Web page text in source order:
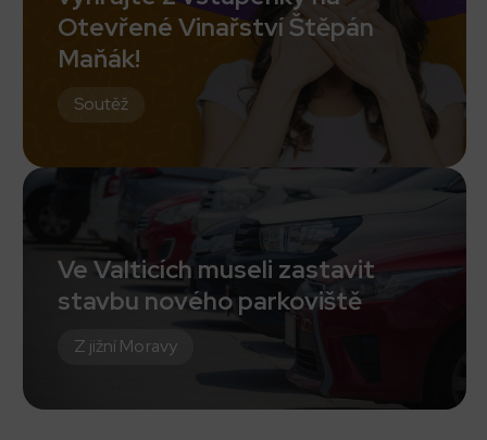
Otevřené Vinařství Štěpán
Maňák!
Soutěž
Ve Valticích museli zastavit
stavbu nového parkoviště
Z jižní Moravy